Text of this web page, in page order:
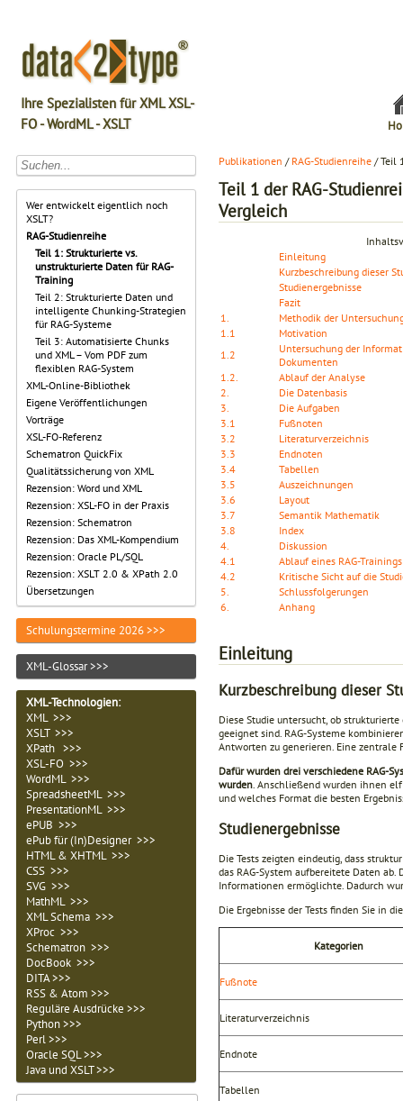
Ihre Spezialisten für XML XSL-
FO - WordML - XSLT
Wer entwickelt eigentlich noch
XSLT?
RAG-Studienreihe
Teil 1: Strukturierte vs.
unstrukturierte Daten für RAG-
Training
Teil 2: Strukturierte Daten und
intelligente Chunking-Strategien
für RAG-Systeme
Teil 3: Automatisierte Chunks
und XML – Vom PDF zum
flexiblen RAG-System
XML-Online-Bibliothek
Eigene Veröffentlichungen
Vorträge
XSL-FO-Referenz
Schematron QuickFix
Qualitätssicherung von XML
Rezension: Word und XML
Rezension: XSL-FO in der Praxis
Rezension: Schematron
Rezension: Das XML-Kompendium
Rezension: Oracle PL/SQL
Rezension: XSLT 2.0 & XPath 2.0
Übersetzungen
Schulungstermine 2026 >>>
XML-Glossar >>>
XML-Technologien:
XML >>>
XSLT >>>
XPath >>>
XSL-FO >>>
WordML >>>
SpreadsheetML >>>
PresentationML >>>
ePUB >>>
ePub für (In)Designer >>>
HTML & XHTML >>>
CSS >>>
SVG >>>
MathML >>>
XML Schema >>>
XProc >>>
Schematron >>>
DocBook >>>
DITA >>>
RSS & Atom >>>
Reguläre Ausdrücke >>>
Python >>>
Perl >>>
Oracle SQL >>>
Java und XSLT >>>
Publikationen / RAG-Studienreihe / Teil
Teil 1 der RAG-
Vergleich
Einleitung
Kurzbeschreibung dieser
Studienergebnisse
Fazit
1.
Methodik der
1.1
Motivation
1.2
Untersuchung der
Dokumenten
1.2.
Ablauf der Analyse
2.
Die Datenbasis
3.
Die Aufgaben
3.1
Fußnoten
3.2
Literaturverzeichnis
3.3
Endnoten
3.4
Tabellen
3.5
Auszeichnungen
3.6
Layout
3.7
Semantik Mathematik
3.8
Index
4.
Diskussion
4.1
Ablauf eines RAG-Trainings
4.2
Kritische Sicht auf die
5.
Schlussfolgerungen
6.
Anhang
Einleitung
Kurzbeschreibung dieser
Diese Studie untersucht, ob
geeignet sind. RAG-Systeme
Antworten zu generieren. Eine zentrale
Dafür wurden drei verschiedene RAG-
wurden. Anschließend wurden ihnen
und welches Format die besten
Studienergebnisse
Die Tests zeigten eindeutig, dass
das RAG-System aufbereitete Daten
Informationen ermöglichte. Dadurch
Die Ergebnisse der Tests finden Sie in
Kategorien
Fußnote
Literaturverzeichnis
Endnote
Tabellen